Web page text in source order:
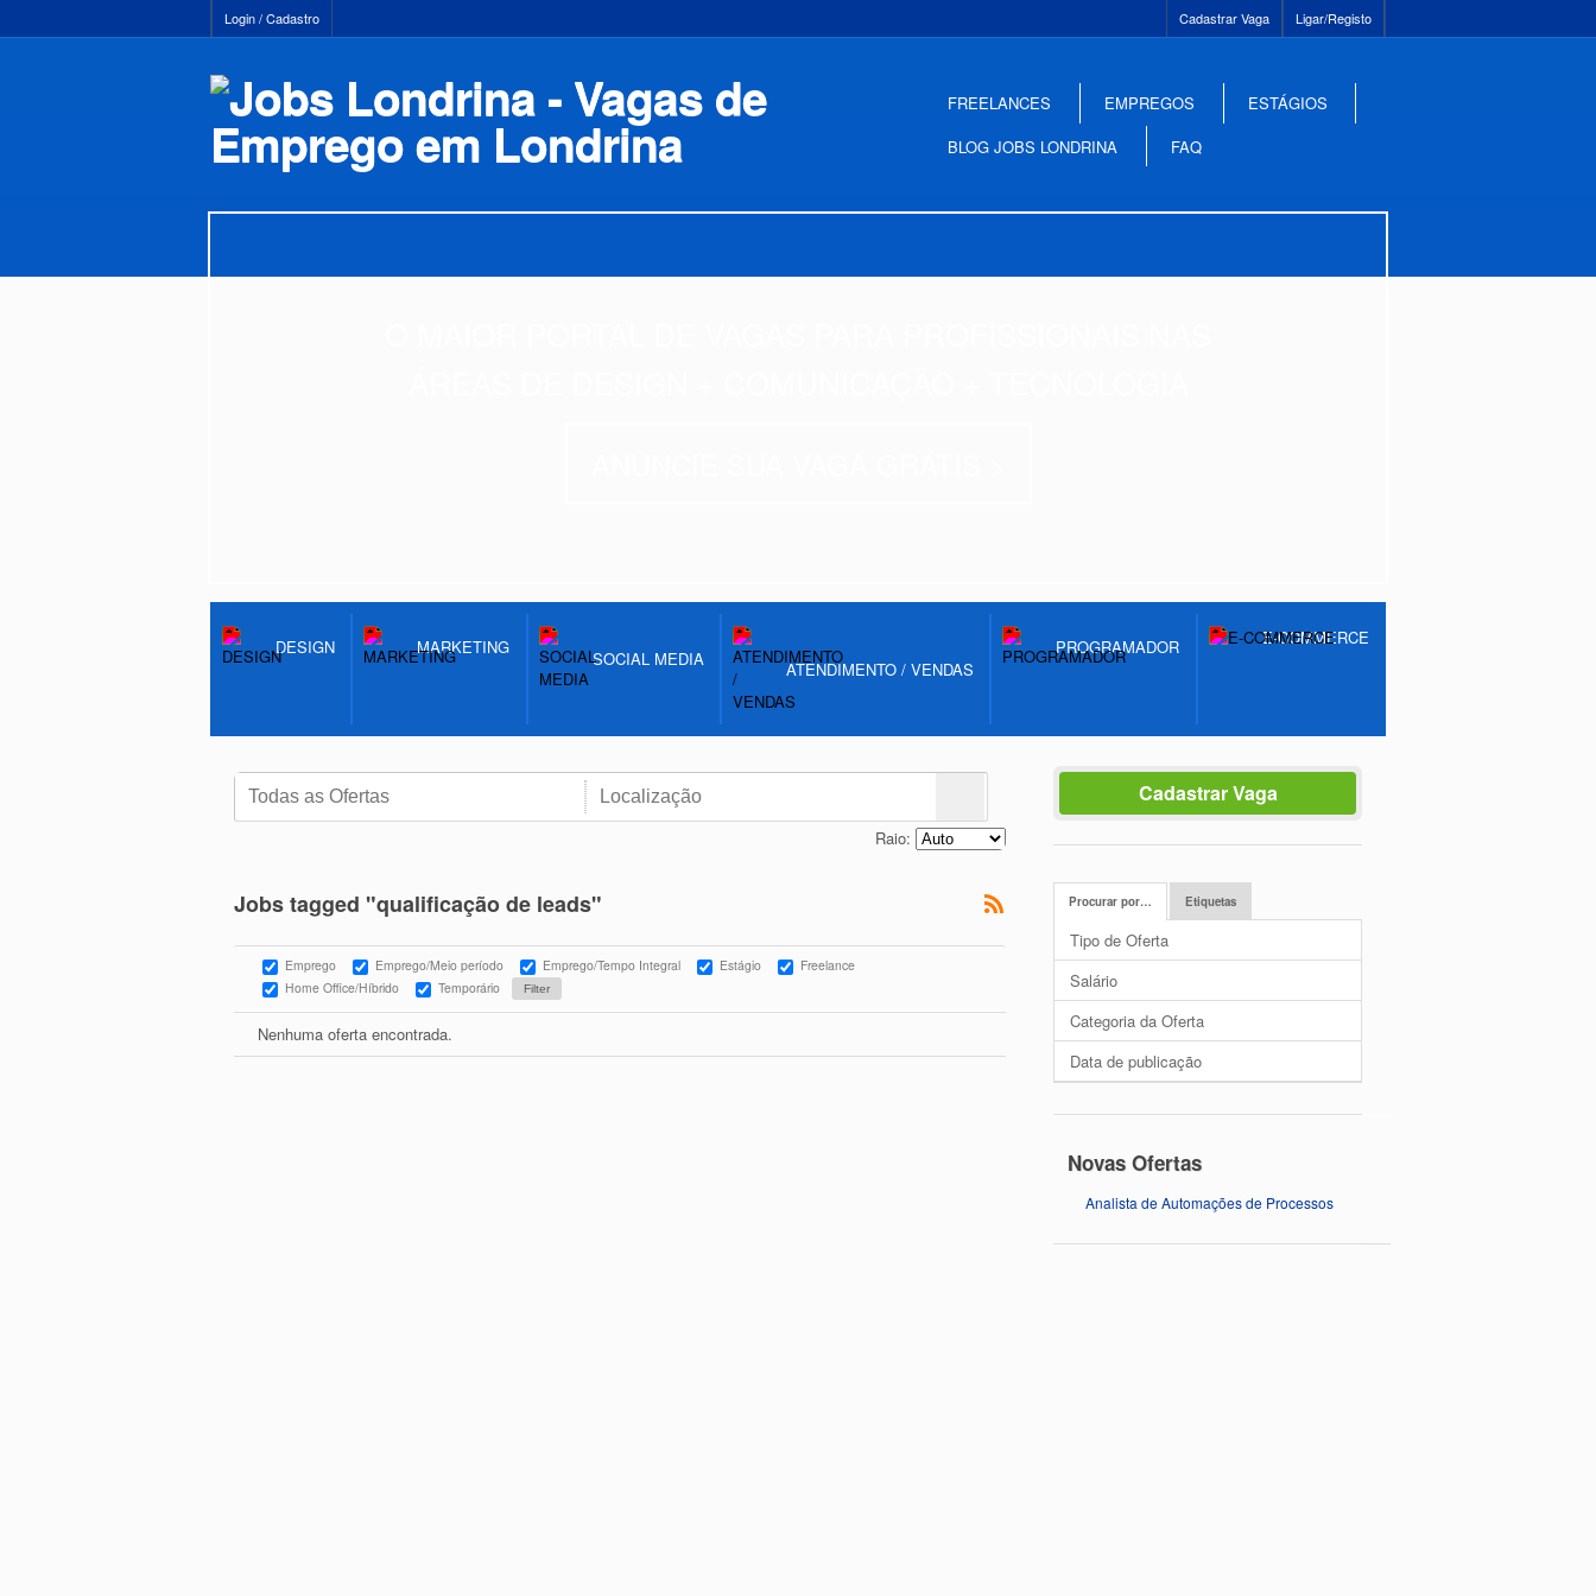
Login / Cadastro Ligar/Registo
Cadastrar Vaga
FREELANCES EMPREGOS
ESTÁGIOS
BLOG JOBS LONDRINA
FAQ
DESIGN MARKETING SOCIAL MEDIA ATENDIMENTO / VENDAS
PROGRAMADOR E-COMMERCE
Raio:
Jobs tagged "qualificação de leads"
Emprego Emprego/Meio período Emprego/Tempo Integral Estágio
Freelance
Home Office/Híbrido
Temporário
Nenhuma oferta encontrada.
Cadastrar Vaga
Procurar por… Etiquetas
Tipo de Oferta
Salário
Categoria da Oferta
Data de publicação
Novas Ofertas
Analista de Automações de Processos